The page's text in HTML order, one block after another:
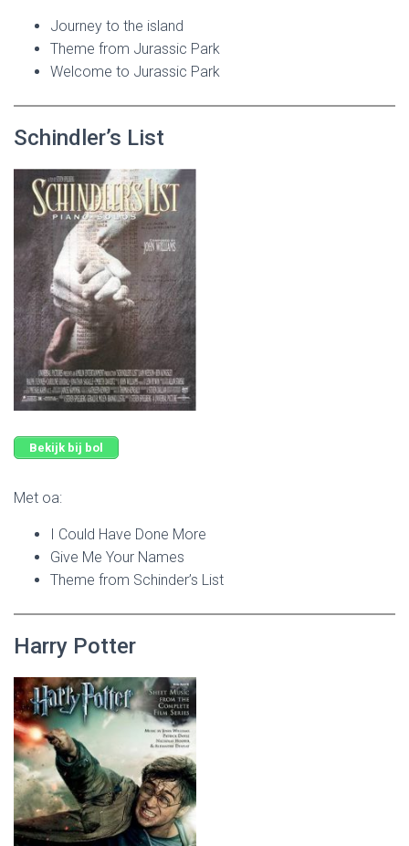
Journey to the island
Theme from Jurassic Park
Welcome to Jurassic Park
Schindler’s List
Bekijk bij bol
Met oa:
I Could Have Done More
Give Me Your Names
Theme from Schinder’s List
Harry Potter